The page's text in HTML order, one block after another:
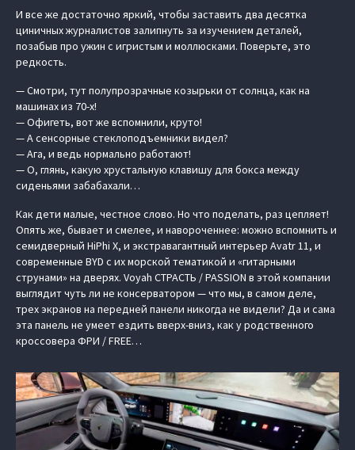
И все же достаточно яркий, чтобы заставить два десятка
циничных журналистов залипнуть за изучением деталей,
позабыв про ужин с игристым и моллюсками. Поверьте, это
редкость.
— Смотри, тут полупрозрачные козырьки от солнца, как на
машинах из 70-х!
— Офигеть, вот же вспомнили, круто!
— А сенсорные стеклоподъемники видел?
— Ага, и ведь нормально работают!
— О, глянь, какую хрустальную клавишу для бокса между
сиденьями забабахали…
Как дети малые, честное слово. Но что поделать, раз цепляет!
Опять же, бывает и смелее, и навороченнее: можно вспомнить и
семидверный HiPhi X, и экстравагантный интерьер Avatr 11, и
современные BYD с их морской тематикой и «гитарными
струнами» на дверях. Voyah СТРАСТЬ / PASSION в этой компании
выглядит чуть ли не консерватором — что мы, в самом деле,
трех экранов на передней панели никогда не видели? Да и сама
эта панель не умеет ездить вверх-вниз, как у родственного
кроссовера ФРИ / FREE…